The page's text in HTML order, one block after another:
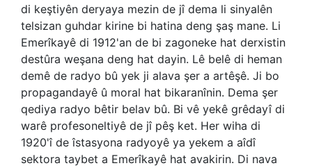
di keştiyên deryaya mezin de jî dema li sinyalên
telsizan guhdar kirine bi hatina deng şaş mane. Li
Emerîkayê di 1912'an de bi zagoneke hat derxistin
destûra weşana deng hat dayin. Lê belê di heman
demê de radyo bû yek ji alava şer a artêşê. Ji bo
propagandayê û moral hat bikaranînin. Dema şer
qediya radyo bêtir belav bû. Bi vê yekê grêdayî di
warê profesoneltiyê de jî pêş ket. Her wiha di
1920'î de îstasyona radyoyê ya yekem a aîdî
sektora taybet a Emerîkayê hat avakirin. Di nava